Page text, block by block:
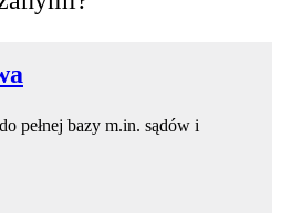
pełnej bazy m.in. sądów i